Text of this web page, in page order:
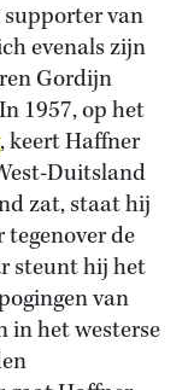
supporter van
evenals zijn
Gordijn
1957, op het
, keert Haffner
Duitsland
zat, staat hij
de
steunt hij het
van
in het westerse